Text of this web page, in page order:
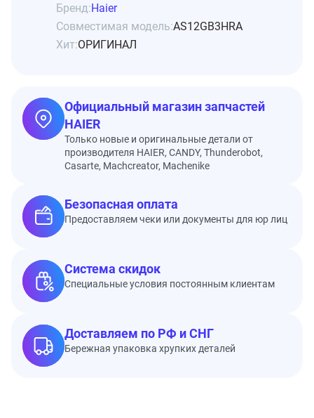
Бренд:Haier
Совместимая модель:AS12GB3HRA
Хит:ОРИГИНАЛ
Официальный магазин запчастей
HAIER
Только новые и оригинальные детали от
производителя HAIER, CANDY, Thunderobot,
Casarte, Machcreator, Machenike
Безопасная оплата
Предоставляем чеки или документы для юр лиц
Система скидок
Специальные условия постоянным клиентам
Доставляем по РФ и СНГ
Бережная упаковка хрупких деталей